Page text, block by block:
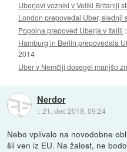
Uberjevi vozniki v Veliki Britaniji
London prepovedal Uber, slednji
Popolna prepoved Uberja v Italiji
Hamburg in Berlin prepovedala
2014
Uber v Nemčiji dosegel manjšo
Nerdor
::21. dec 2018, 09:24
Nebo vplivalo na novodobne
šli ven iz EU. Na žalost, ne